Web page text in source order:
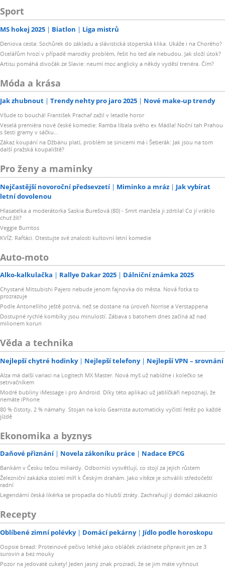
Sport
MS hokej 2025 Biatlon Liga mistrů
Deniova cesta: Sochůrek do základu a slávistická stoperská klika. Ukáže i na Chorého?
Ocelářům hrozí v případě marodky problém, řešit ho teď ale nebudou. Jak složí útok?
Artisu pomáhá divočák ze Slavie: neumí moc anglicky a někdy vyděsí trenéra. Čím?
Móda a krása
Jak zhubnout Trendy nehty pro jaro 2025 Nové make-up trendy
Všude to bouchá! František Prachař zažil v letadle horor
Veselá premiéra nové české komedie: Ramba líbala svého ex Mádla! Noční tah Prahou
s šesti gramy v sáčku…
Zákaz koupání na Džbánu platí, problém se sinicemi má i Šeberák: Jak jsou na tom
další pražská koupaliště?
Pro ženy a maminky
Nejčastější novoroční předsevzetí Miminko a mráz
Jak vybírat
letní dovolenou
Hlasatelka a moderátorka Saskia Burešová (80) - Smrt manžela ji zdrtila! Co jí vrátilo
chuť žít?
Veggie Burritos
KVÍZ: Rafťáci. Otestujte své znalosti kultovní letní komedie
Auto-moto
Alko-kalkulačka Rallye Dakar 2025 Dálniční známka 2025
Chystané Mitsubishi Pajero nebude jenom fajnovka do města. Nová fotka to
prozrazuje
Podle Antonelliho ještě potrvá, než se dostane na úroveň Norrise a Verstappena
Dostupné rychlé kombíky jsou minulostí. Zábava s batohem dnes začíná až nad
milionem korun
Věda a technika
Nejlepší chytré hodinky Nejlepší telefony Nejlepší VPN – srovnání
Alza má další variaci na Logitech MX Master. Nová myš už nabídne i kolečko se
setrvačníkem
Modré bubliny iMessage i pro Android. Díky této aplikaci už jablíčkáři nepoznají, že
nemáte iPhone
80 % čistoty, 2 % námahy. Stojan na kolo Gearrista automaticky vyčistí řetěz po každé
jízdě
Ekonomika a byznys
Daňové přiznání Novela zákoníku práce Nadace EPCG
Bankám v Česku tečou miliardy. Odborníci vysvětlují, co stojí za jejich růstem
Železniční zakázka století míří k Českým drahám. Jako vítěze je schválili středočeští
radní
Legendární česká likérka se propadla do hlubší ztráty. Zachraňují ji domácí zákazníci
Recepty
Oblíbené zimní polévky Domácí pekárny Jídlo podle horoskopu
Oopsie bread: Proteinové pečivo lehké jako obláček zvládnete připravit jen ze 3
surovin a bez mouky
Pozor na jedovaté cukety! Jeden jasný znak prozradí, že se jim máte vyhnout